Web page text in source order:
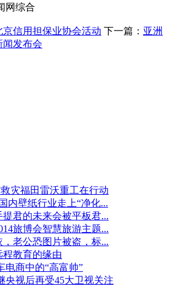
网综合
信用担保业协会活动 下一篇： 亚洲
闻发布会
灾福田雷沃重工在行动
内壁纸行业走上“净化...
君的未来会被平板君...
旅博会智慧旅游主题...
老公恐图片被盗，标...
程教育的缘由
电商中的“高富帅”
央视后再受45大卫视关注